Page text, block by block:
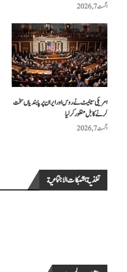
اگست 7, 2026
امریکی سینیٹ نے روس اور ایران پر پابندیاں سخت
کرنے کا بل منظور کرلیا
اگست 7, 2026
تغذية الشبكات الاجتماعية